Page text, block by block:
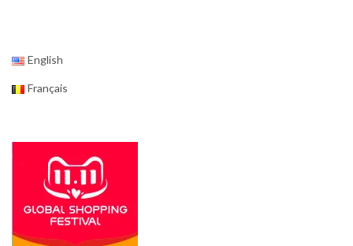
English
Français